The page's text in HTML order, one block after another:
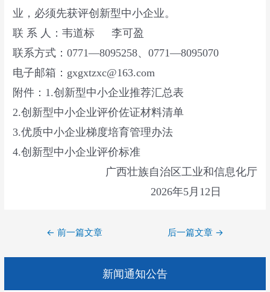
新闻通知公告
业，必须先获评创新型中小企业。
联 系 人：韦道标 李可盈
联系方式：0771—8095258、0771—8095070
电子邮箱：gxgxtzxc@163.com
附件：1.创新型中小企业推荐汇总表
2.创新型中小企业评价佐证材料清单
3.优质中小企业梯度培育管理办法
4.创新型中小企业评价标准
广西壮族自治区工业和信息化厅
2026年5月12日
导
← 前一篇文章 后一篇文章 →